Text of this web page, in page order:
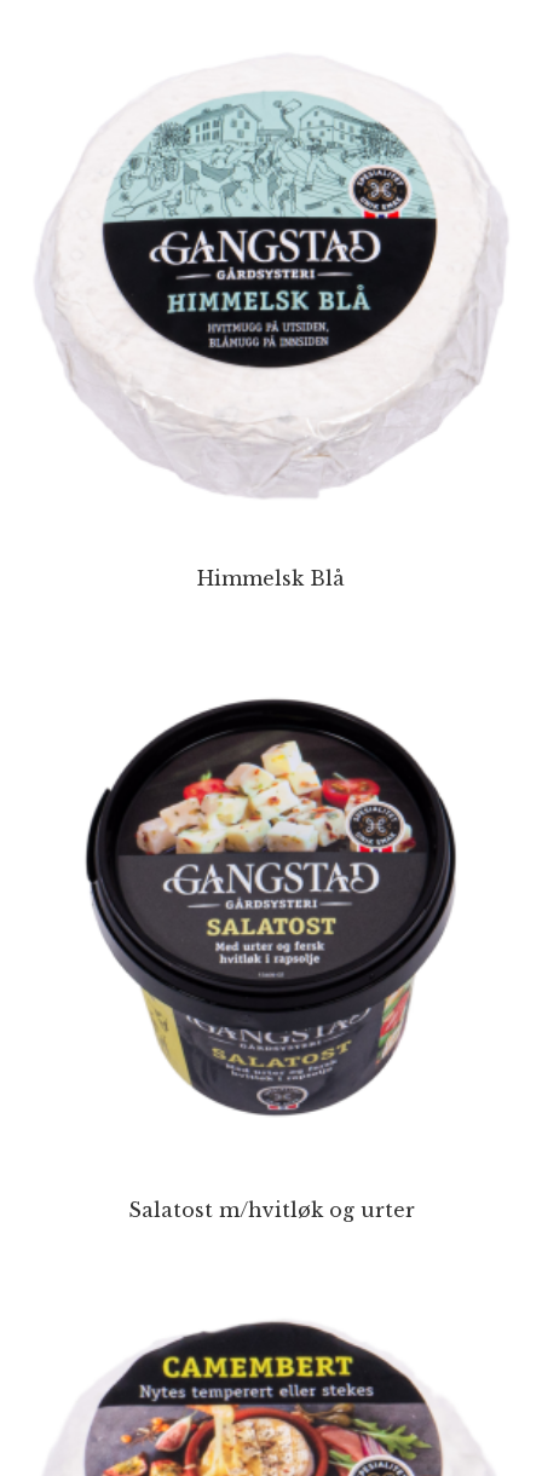
Himmelsk Blå
Salatost m/hvitløk og urter